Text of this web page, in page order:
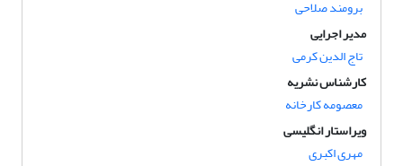
برومند صلاحی
مدیر اجرایی
تاج الدین کرمی
کارشناس نشریه
معصومه کارخانه
ویراستار انگلیسی
مهری اکبری